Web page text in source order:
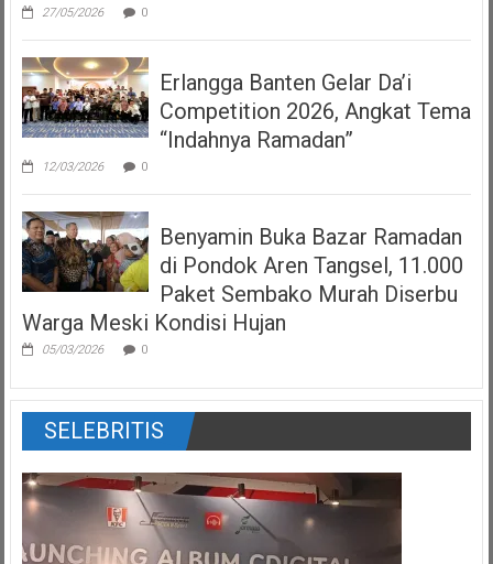
27/05/2026 0
Erlangga Banten Gelar Da’i
Competition 2026, Angkat Tema
“Indahnya Ramadan”
12/03/2026 0
Benyamin Buka Bazar Ramadan
di Pondok Aren Tangsel, 11.000
Paket Sembako Murah Diserbu
Warga Meski Kondisi Hujan
05/03/2026 0
SELEBRITIS